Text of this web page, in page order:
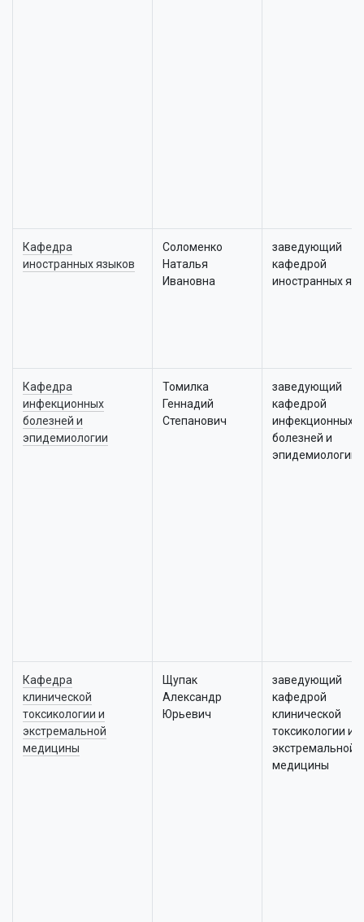
Кафедра
иностранных языков
Соломенко
Наталья
Ивановна
заведующий
кафедрой
иностранных
Кафедра
инфекционных
болезней и
эпидемиологии
Томилка
Геннадий
Степанович
заведующий
кафедрой
инфекционных
болезней и
эпидемиологии
Кафедра
клинической
токсикологии и
экстремальной
медицины
Щупак
Александр
Юрьевич
заведующий
кафедрой
клинической
токсикологии и
экстремальной
медицины